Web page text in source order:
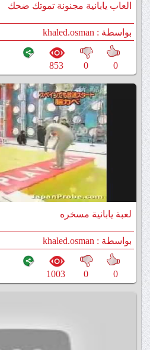
العاب يابانية مجنونة تموتك ضحك
بواسطة : khaled.osman
0
0
853
لعبة يابانية مسخره
بواسطة : khaled.osman
0
0
1003